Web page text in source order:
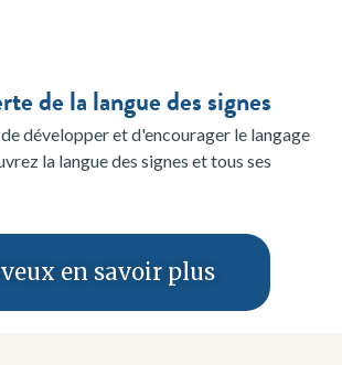
de la langue des signes
développer et d'encourager le langage
la langue des signes et tous ses
veux en savoir plus